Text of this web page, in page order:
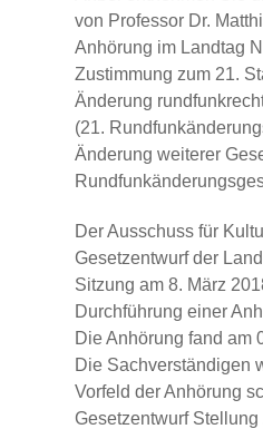
von Professor Dr.
Anhörung im Landtag
Zustimmung zum 21.
Änderung
(21.
Änderung weiterer
Der Ausschuss für
Gesetzentwurf der
Sitzung am 8. März
Durchführung einer
Die Anhörung fand am
Die Sachverständigen
Vorfeld der Anhörung
Gesetzentwurf Stellung